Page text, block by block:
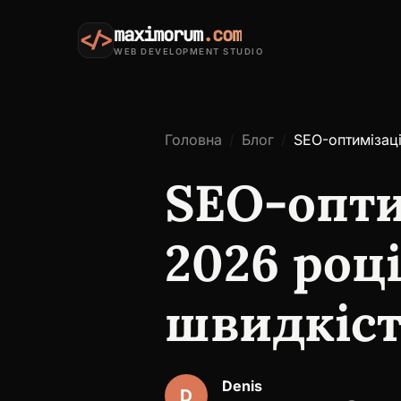
</>maximorum.com
WEB DEVELOPMENT STUDIO
Головна Блог SEO-
SEO-
2026
D Denis